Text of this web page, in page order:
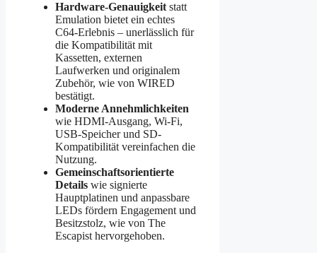
Hardware-Genauigkeit statt
Emulation bietet ein echtes
C64-Erlebnis – unerlässlich für
die Kompatibilität mit
Kassetten, externen
Laufwerken und originalem
Zubehör, wie von WIRED
bestätigt.
Moderne Annehmlichkeiten
wie HDMI-Ausgang, Wi-Fi,
USB-Speicher und SD-
Kompatibilität vereinfachen die
Nutzung.
Gemeinschaftsorientierte
Details wie signierte
Hauptplatinen und anpassbare
LEDs fördern Engagement und
Besitzstolz, wie von The
Escapist hervorgehoben.